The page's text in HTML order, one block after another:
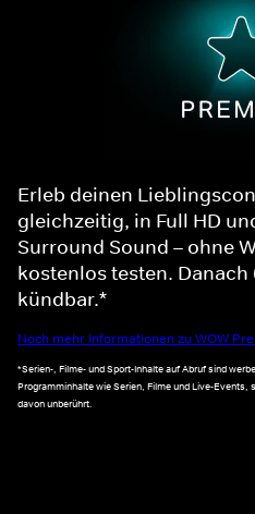
Erleb deinen
gleichzeitig, in Full HD
Surround Sound – ohne
kostenlos testen.
kündbar.*
Noch mehr Informationen zu WOW
*Serien-, Filme- und Sport-Inhalte auf Abruf sind
Programminhalte wie Serien, Filme und Live-Events,
davon unberührt.